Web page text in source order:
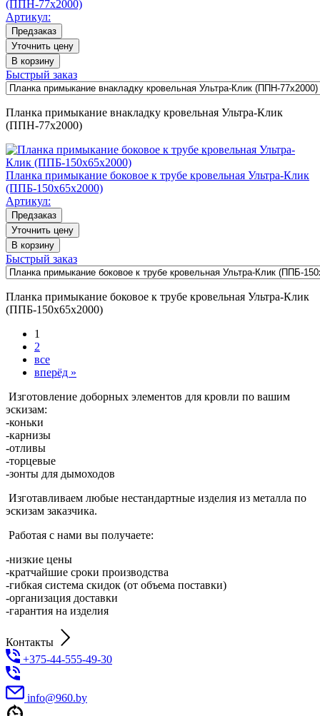
(ППН-77х2000)
Артикул:
Предзаказ
Уточнить цену
В корзину
Быстрый заказ
Планка примыкание внакладку кровельная Ультра-Клик
(ППН-77х2000)
Планка примыкание боковое к трубе кровельная Ультра-Клик
(ППБ-150х65х2000)
Артикул:
Предзаказ
Уточнить цену
В корзину
Быстрый заказ
Планка примыкание боковое к трубе кровельная Ультра-Клик
(ППБ-150х65х2000)
1
2
все
вперёд »
Изготовление доборных элементов для кровли по вашим
эскизам:
-коньки
-карнизы
-отливы
-торцевые
-зонты для дымоходов
Изготавливаем любые нестандартные изделия из металла по
эскизам заказчика.
Работая с нами вы получаете:
-низкие цены
-кратчайшие сроки производства
-гибкая система скидок (от объема поставки)
-организация доставки
-гарантия на изделия
Контакты
+375-44-555-49-30
info@960.by